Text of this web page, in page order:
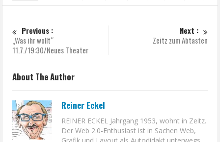
Previous :
„Was ihr wollt“
11.7./19:30/Neues Theater
Next :
Zeitz zum Abtasten
About The Author
Reiner Eckel
REINER ECKEL Jahrgang 1953, wohnt in Zeitz.
Der Web 2.0-Enthusiast ist in Sachen Web,